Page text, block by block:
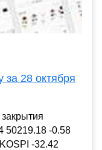
28 октября
50219.18 -0.58
-32.42